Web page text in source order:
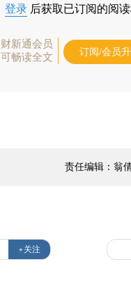
登录 后获取已订阅的阅
财新通会员
可畅读全文
订阅/会员
责任编辑：翁
+关注